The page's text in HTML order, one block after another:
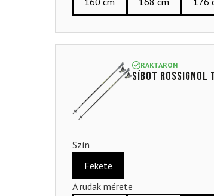
RAKTÁRON
Síbot
Szín
Fekete
A rudak mérete